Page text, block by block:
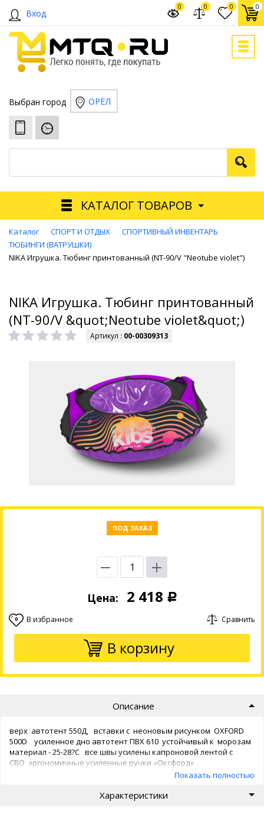
Вход
0 0
0 0
Выбран город ОРЁЛ
КАТАЛОГ ТОВАРОВ
Каталог СПОРТ И ОТДЫХ
СПОРТИВНЫЙ ИНВЕНТАРЬ
ТЮБИНГИ (ВАТРУШКИ)
NIKA Игрушка. Тюбинг принтованный (NT-90/V "Neotube violet")
NIKA Игрушка. Тюбинг принтованный
(NT-90/V &quot;Neotube violet&quot;)
Артикул : 00-00309313
ПОД ЗАКАЗ
Цена: 2 418 Р
0 В избранное Сравнить
В корзину
Описание
верх автотент 550Д, вставки с неоновым рисунком OXFORD
500D усиленное дно автотент ПВХ 610 устойчивый к морозам
материал - 25-28?С все швы усилены капроновой лентой с
СВО эргономичные усиленные ручки «Оксфорд»
буксировочный ремень защитный внутренний клапан с
размеры: диаметр чехла 950 мм диаметр тюбинга в
Показать полностью
Характеристики